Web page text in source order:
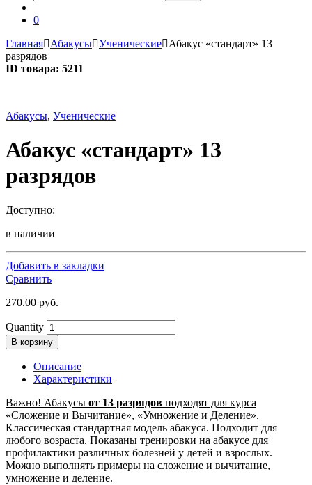
0
Главная
Абакусы Ученические
Абакус «стандарт» 13
разрядов
ID товара: 5211
Абакусы, Ученические
Абакус «стандарт» 13
разрядов
Доступно:
в наличии
Добавить в закладки
Сравнить
270.00 руб.
Quantity
В корзину
Описание
Характеристики
Важно! Абакусы от 13 разрядов подходят для курса
«Сложение и Вычитание», «Умножение и Деление».
Классическая стандартная модель абакуса. Подходит для
любого возраста. Показаны тренировки на абакусе для
профилактики различных болезней у детей и взрослых.
Можно выполнять примеры на сложение и вычитание,
умножение и деление.